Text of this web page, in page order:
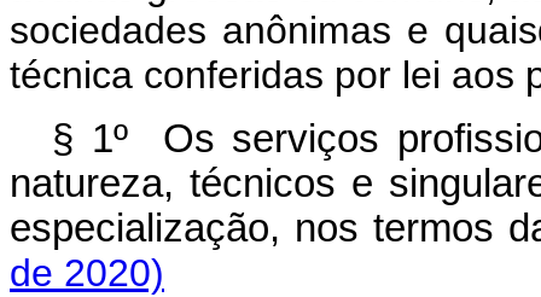
sociedades anônimas e
técnica conferidas por lei aos
§ 1º Os serviços
natureza, técnicos e
especialização, nos
de 2020)